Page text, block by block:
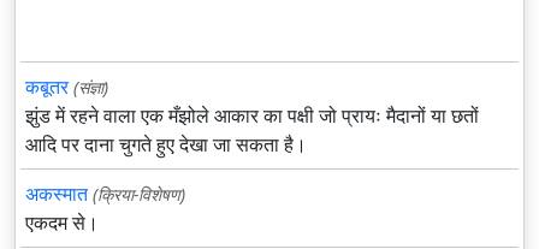
कबूतर (संज्ञा)
झुंड में रहने वाला एक मँझोले आकार का पक्षी जो प्रायः मैदानों या छतों
आदि पर दाना चुगते हुए देखा जा सकता है।
अकस्मात (क्रिया-विशेषण)
एकदम से।